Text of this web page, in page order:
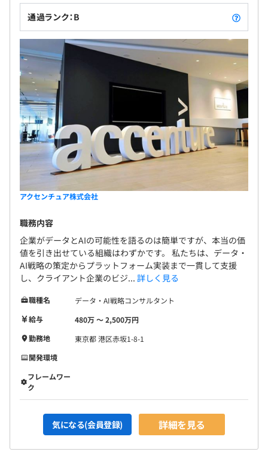
通過ランク：B
アクセンチュア株式会社
職務内容
企業がデータとAIの可能性を語るのは簡単ですが、本当の価
値を引き出せている組織はわずかです。 私たちは、データ・
AI戦略の策定からプラットフォーム実装まで一貫して支援
し、クライアント企業のビジ... 詳しく見る
職種名
データ・AI戦略コンサルタント
給与
480万 〜 2,500万円
勤務地
東京都 港区赤坂1-8-1
開発環境
フレームワー
ク
気になる(会員登録) 詳細を見る